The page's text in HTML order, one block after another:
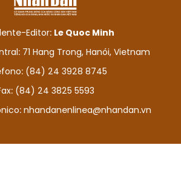
Editor: Le Quoc Minh
71 Hang Trong, Hanói, Vietnam
(84) 24 3928 8745
(84) 24 3825 5593
nhandanenlinea@nhandan.vn